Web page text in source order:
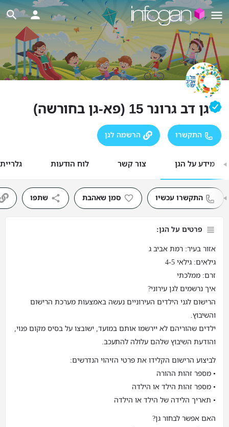
גן דב גרונר 15 (פא-גן בחורשה)
התקשרו הרשמה לגן
מידע על הגן צור קשר לוח הודעות
התקשרו עכשיו סמן שאהבת שתפו
פרטים על הגן:
אזור בעיר: רמת אביב ג
גילאים: גילאי 4-5
זרם: ממלכתי
איך נרשמים לגן עירוני?
הרישום לגני הילדים העירוניים נעשה באמצעות מערכת הרישום
והשיבוץ.
ילדים שהוריהם לא יירשמו אותם במועד, ישובצו על בסיס מקום פנוי,
והודעת השיבוץ שלהם עלולה להתעכב.
לביצוע הרישום הקלידו את פרטי הזיהוי הנדרשים:
• מספר זהות ההורה
• מספר זהות הילד או הילדה
• תאריך הלידה של הילד או הילדה
האם אפשר לבחור גן?